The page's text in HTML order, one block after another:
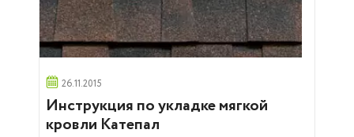
26.11.2015
Инструкция по укладке мягкой
кровли Катепал